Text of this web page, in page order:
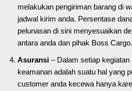
melakukan pengiriman barang di
jadwal kirim anda. Persentase
pelunasan di sini menyesuaikan
antara anda dan pihak Boss Cargo.
Asuransi – Dalam setiap kegiatan
keamanan adalah suatu hal yang
customer anda kecewa hanya